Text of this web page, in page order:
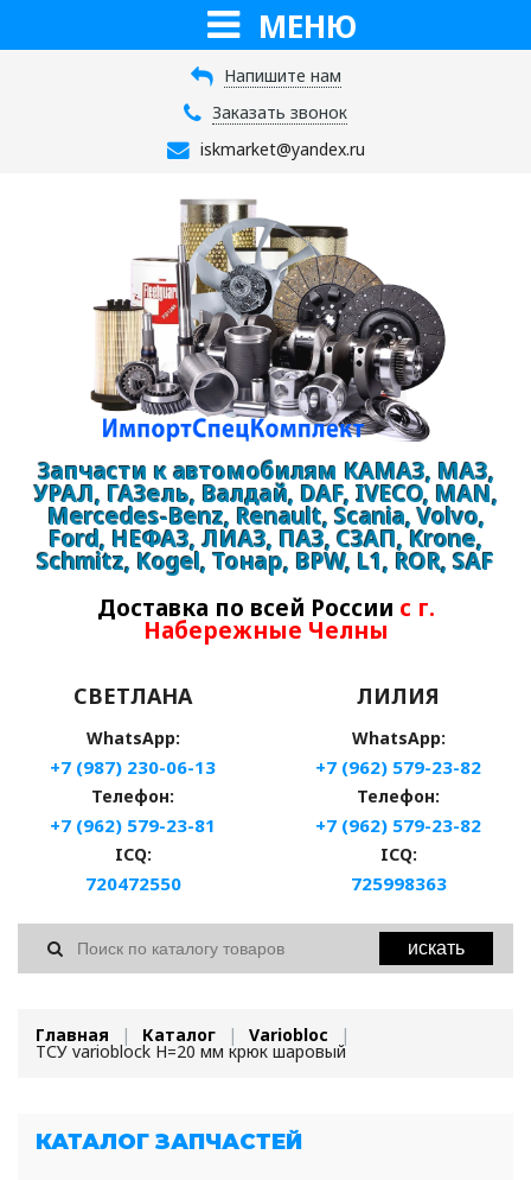
МЕНЮ
Напишите нам
Заказать звонок
iskmarket@yandex.ru
Запчасти к автомобилям КАМАЗ, МАЗ,
УРАЛ, ГАЗель, Валдай, DAF, IVECO, MAN,
Mercedes-Benz, Renault, Scania, Volvo,
Ford, НЕФАЗ, ЛИАЗ, ПАЗ, СЗАП, Krone,
Schmitz, Kogel, Тонар, BPW, L1, ROR, SAF
Доставка по всей России с г.
Набережные Челны
СВЕТЛАНА
WhatsApp:
+7 (987) 230-06-13
Телефон:
+7 (962) 579-23-81
ICQ:
720472550
ЛИЛИЯ
WhatsApp:
+7 (962) 579-23-82
Телефон:
+7 (962) 579-23-82
ICQ:
725998363
искать
Главная Каталог Variobloc
ТСУ varioblock H=20 мм крюк шаровый
КАТАЛОГ ЗАПЧАСТЕЙ